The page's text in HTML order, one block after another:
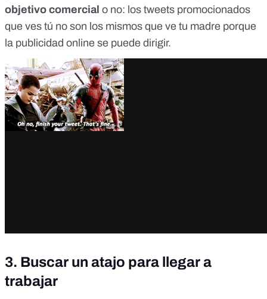
objetivo comercial o no: los tweets promocionados
que ves tú no son los mismos que ve tu madre porque
la publicidad online se puede dirigir.
3. Buscar un atajo para llegar a
trabajar